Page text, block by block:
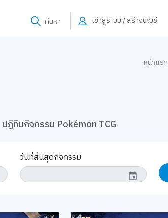
ค้นหา เข้าสู่ระบบ / สร้างบัญชี
หน้าแรก
ปฏิทินกิจกรรม Pokémon TCG
วันที่สิ้นสุดกิจกรรม
event